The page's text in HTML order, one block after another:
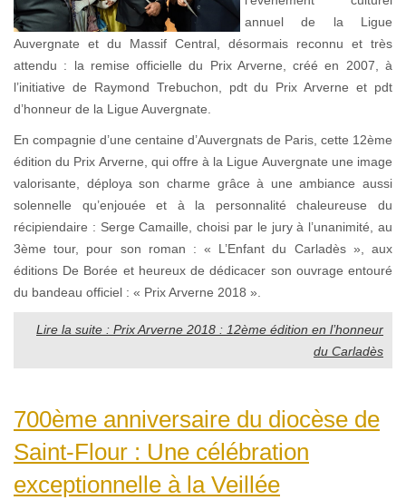
annuel de la Ligue
Auvergnate et du Massif Central, désormais reconnu et très
attendu : la remise officielle du Prix Arverne, créé en 2007, à
l’initiative de Raymond Trebuchon, pdt du Prix Arverne et pdt
d’honneur de la Ligue Auvergnate.
En compagnie d’une centaine d’Auvergnats de Paris, cette 12ème
édition du Prix Arverne, qui offre à la Ligue Auvergnate une image
valorisante, déploya son charme grâce à une ambiance aussi
solennelle qu’enjouée et à la personnalité chaleureuse du
récipiendaire : Serge Camaille, choisi par le jury à l’unanimité, au
3ème tour, pour son roman : « L’Enfant du Carladès », aux
éditions De Borée et heureux de dédicacer son ouvrage entouré
du bandeau officiel : « Prix Arverne 2018 ».
Lire la suite : Prix Arverne 2018 : 12ème édition en l’honneur
du Carladès
700ème anniversaire du diocèse de
Saint-Flour : Une célébration
exceptionnelle à la Veillée